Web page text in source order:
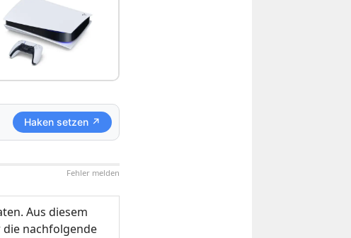
Haken setzen ↗
Fehler melden
Aus diesem
nachfolgende